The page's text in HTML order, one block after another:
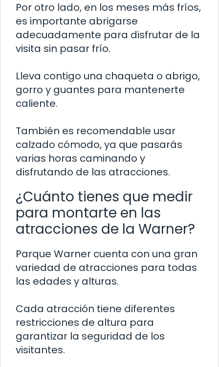
Por otro lado, en los meses más fríos,
es importante abrigarse
adecuadamente para disfrutar de la
visita sin pasar frío.
Lleva contigo una chaqueta o abrigo,
gorro y guantes para mantenerte
caliente.
También es recomendable usar
calzado cómodo, ya que pasarás
varias horas caminando y
disfrutando de las atracciones.
¿Cuánto tienes que medir
para montarte en las
atracciones de la Warner?
Parque Warner cuenta con una gran
variedad de atracciones para todas
las edades y alturas.
Cada atracción tiene diferentes
restricciones de altura para
garantizar la seguridad de los
visitantes.